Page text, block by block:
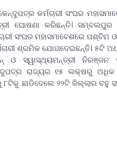
କର୍ମଚାରୀ ସଂଘର
ଘୋଷଣା କରିଛନ୍ତି। ସମ୍ବଲପୁର
ସଂଘର ମହାସମାବେଶରେ ପଶ୍ଚିମ
ଶ୍ରମିକ ଯୋଗଦେଇଛନ୍ତି। ୫ଟି
ସ୍ୱାସ୍ଥ୍ୟମନ୍ତ୍ରୀ ନିରଞ୍ଜନ
ରାଜ୍ୟର ୧୫ ଲକ୍ଷରୁ
ଛାଡିଦେଲେ ୨୨ଟି ଜିଲ୍ଲାର ବହୁ